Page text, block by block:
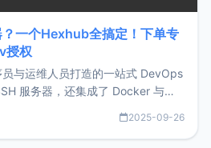
一个Hexhub全搞定！下单专
授权
与运维人员打造的一站式 DevOps
服务器，还集成了 Docker 与常
即可同时搞定运维与数据库操
2025-09-26